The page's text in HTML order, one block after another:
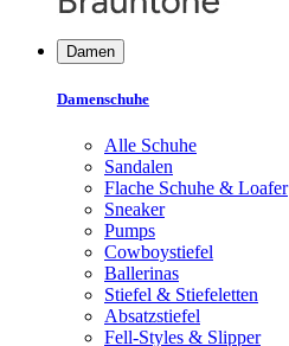
Damen
Damenschuhe
Alle Schuhe
Sandalen
Flache Schuhe & Loafer
Sneaker
Pumps
Cowboystiefel
Ballerinas
Stiefel & Stiefeletten
Absatzstiefel
Fell-Styles & Slipper